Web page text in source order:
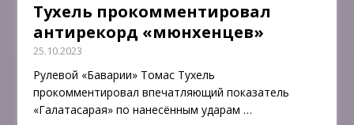
Тухель прокомментировал
антирекорд «мюнхенцев»
25.10.2023
Рулевой «Баварии» Томас Тухель
прокомментировал впечатляющий показатель
«Галатасарая» по нанесённым ударам…